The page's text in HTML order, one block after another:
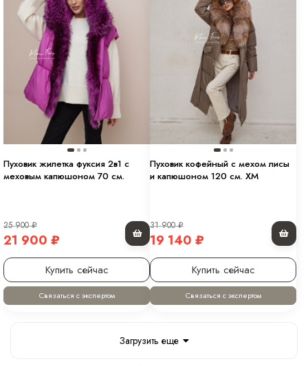
Пуховик жилетка фуксия 2в1 с
меховым капюшоном 70 см.
25 900₽
21 900 ₽
Купить сейчас
Связаться с экспертом
Пуховик кофейный с мехом лисы
и капюшоном 120 см. ХМ
31 900₽
19 140 ₽
Купить сейчас
Связаться с экспертом
Загрузить еще